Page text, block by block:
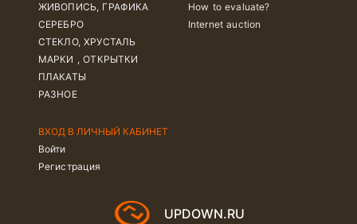
ЖИВОПИСЬ, ГРАФИКА
СЕРЕБРО
СТЕКЛО, ХРУСТАЛЬ
МАРКИ , ОТКРЫТКИ
ПЛАКАТЫ
РАЗНОЕ
How to evaluate?
Internet auction
ВХОД В ЛИЧНЫЙ КАБИНЕТ
Войти
Регистрация
UPDOWN.RU